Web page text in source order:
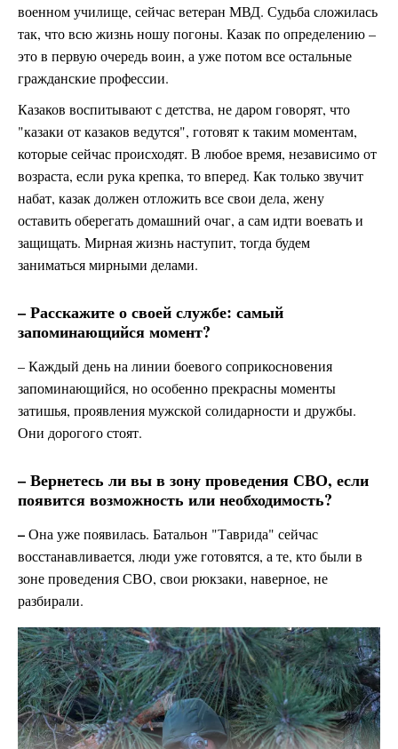
военном училище, сейчас ветеран МВД. Судьба сложилась
так, что всю жизнь ношу погоны. Казак по определению –
это в первую очередь воин, а уже потом все остальные
гражданские профессии.
Казаков воспитывают с детства, не даром говорят, что
"казаки от казаков ведутся", готовят к таким моментам,
которые сейчас происходят. В любое время, независимо от
возраста, если рука крепка, то вперед. Как только звучит
набат, казак должен отложить все свои дела, жену
оставить оберегать домашний очаг, а сам идти воевать и
защищать. Мирная жизнь наступит, тогда будем
заниматься мирными делами.
– Расскажите о своей службе: самый
запоминающийся момент?
– Каждый день на линии боевого соприкосновения
запоминающийся, но особенно прекрасны моменты
затишья, проявления мужской солидарности и дружбы.
Они дорогого стоят.
– Вернетесь ли вы в зону проведения СВО, если
появится возможность или необходимость?
–Она уже появилась. Батальон "Таврида" сейчас
восстанавливается, люди уже готовятся, а те, кто были в
зоне проведения СВО, свои рюкзаки, наверное, не
разбирали.